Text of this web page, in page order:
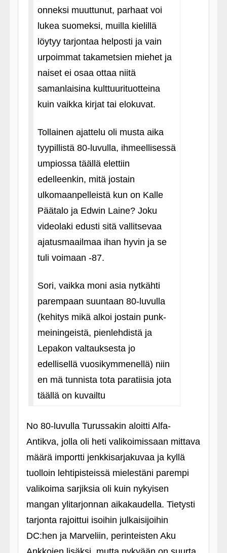
onneksi muuttunut, parhaat voi
lukea suomeksi, muilla kielillä
löytyy tarjontaa helposti ja vain
urpoimmat takametsien miehet ja
naiset ei osaa ottaa niitä
samanlaisina kulttuurituotteina
kuin vaikka kirjat tai elokuvat.
Tollainen ajattelu oli musta aika
tyypillistä 80-luvulla, ihmeellisessä
umpiossa täällä elettiin
edelleenkin, mitä jostain
ulkomaanpelleistä kun on Kalle
Päätalo ja Edwin Laine? Joku
videolaki edusti sitä vallitsevaa
ajatusmaailmaa ihan hyvin ja se
tuli voimaan ‑87.
Sori, vaikka moni asia nytkähti
parempaan suuntaan 80-luvulla
(kehitys mikä alkoi jostain punk-
meiningeistä, pienlehdistä ja
Lepakon valtauksesta jo
edellisellä vuosikymmenellä) niin
en mä tunnista tota paratiisia jota
täällä on kuvailtu
No 80-luvulla Turussakin aloitti Alfa-
Antikva, jolla oli heti valikoimissaan mittava
määrä importti jenkkisarjakuvaa ja kyllä
tuolloin lehtipisteissä mielestäni parempi
valikoima sarjiksia oli kuin nykyisen
mangan ylitarjonnan aikakaudella. Tietysti
tarjonta rajoittui isoihin julkaisijoihin
DC:hen ja Marveliin, perinteisten Aku